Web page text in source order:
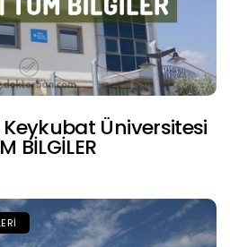
Üniversitesi
BİLGİLER